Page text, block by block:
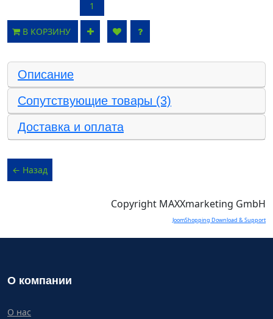
В КОРЗИНУ
Описание
Сопутствующие товары (3)
Доставка и оплата
Copyright MAXXmarketing GmbH
JoomShopping Download & Support
О компании
О нас